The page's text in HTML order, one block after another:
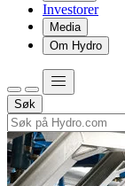
Investorer
Media
Om Hydro
Søk